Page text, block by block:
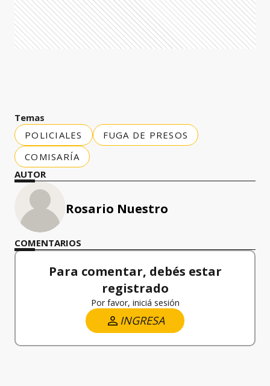
Temas
POLICIALES
FUGA DE PRESOS
COMISARÍA
AUTOR
Rosario Nuestro
COMENTARIOS
Para comentar, debés estar
registrado
Por favor, iniciá sesión
INGRESA